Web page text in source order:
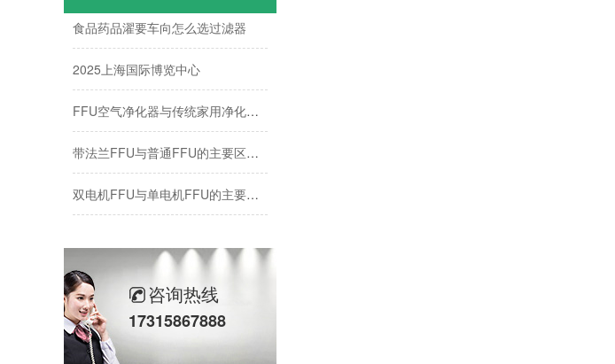
食品药品濯要车向怎么选过滤器
2025上海国际博览中心
洁净棚方案与案例
上海盟裕建设-食品行业应用
上海国际博览中心
咨询热线
17315867888